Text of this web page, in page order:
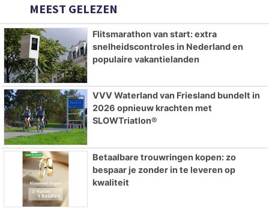
MEEST GELEZEN
Flitsmarathon van start: extra
snelheidscontroles in Nederland en
populaire vakantielanden
VVV Waterland van Friesland bundelt in
2026 opnieuw krachten met
SLOWTriatlon®
Betaalbare trouwringen kopen: zo
bespaar je zonder in te leveren op
kwaliteit